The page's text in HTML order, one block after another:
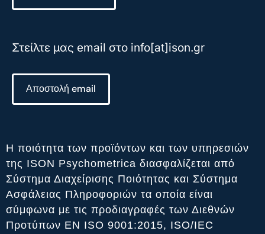
Στείλτε μας email στο info[at]ison.gr
Αποστολή email
Η ποιότητα των προϊόντων και των υπηρεσιών
της ISON Psychometrica διασφαλίζεται από
Σύστημα Διαχείρισης Ποιότητας και Σύστημα
Ασφάλειας Πληροφοριών τα οποία είναι
σύμφωνα με τις προδιαγραφές των Διεθνών
Προτύπων ΕΝ ISO 9001:2015, ISO/IEC